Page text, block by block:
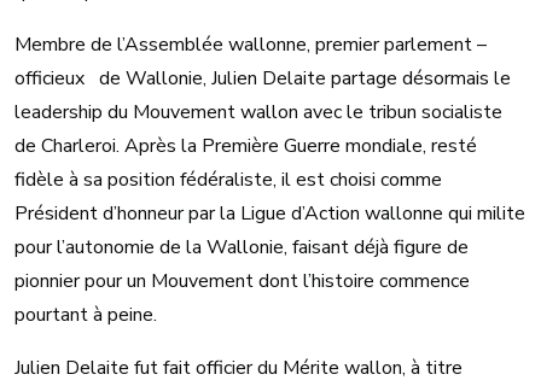
Membre de l’Assemblée wallonne, premier parlement –
officieux de Wallonie, Julien Delaite partage désormais le
leadership du Mouvement wallon avec le tribun socialiste
de Charleroi. Après la Première Guerre mondiale, resté
fidèle à sa position fédéraliste, il est choisi comme
Président d’honneur par la Ligue d’Action wallonne qui milite
pour l’autonomie de la Wallonie, faisant déjà figure de
pionnier pour un Mouvement dont l’histoire commence
pourtant à peine.
Julien Delaite fut fait officier du Mérite wallon, à titre